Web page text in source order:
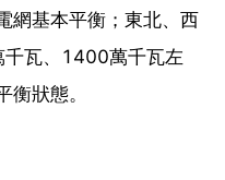
網基本平衡；東北、西
瓦、1400萬千瓦左
狀態。